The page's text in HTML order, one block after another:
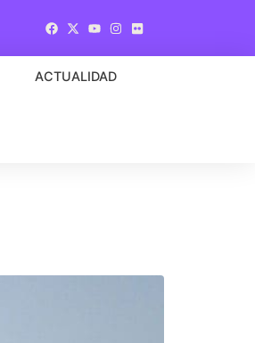
ACTUALIDAD